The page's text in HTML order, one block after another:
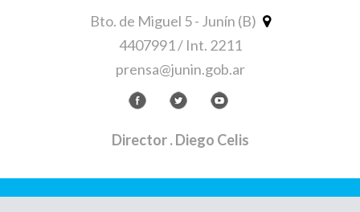
Bto. de Miguel 5 - Junín (B)
4407991 / Int. 2211
prensa@junin.gob.ar
Director. Diego Celis